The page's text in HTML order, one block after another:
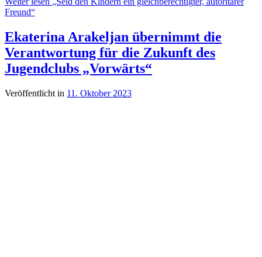
Freund“
Ekaterina Arakeljan übernimmt die
Verantwortung für die Zukunft des
Jugendclubs „Vorwärts“
Veröffentlicht in 11. Oktober 2023